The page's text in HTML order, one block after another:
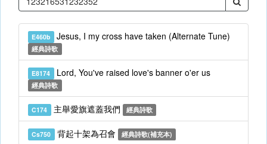
E460b Jesus, I my cross have taken (Alternate Tune)
經典詩歌
E8174 Lord, You've raised love's banner o'er us
經典詩歌
C174 主舉愛旗遮蓋我們 經典詩歌
Cs750 背起十架為召會 經典詩歌(補充本)